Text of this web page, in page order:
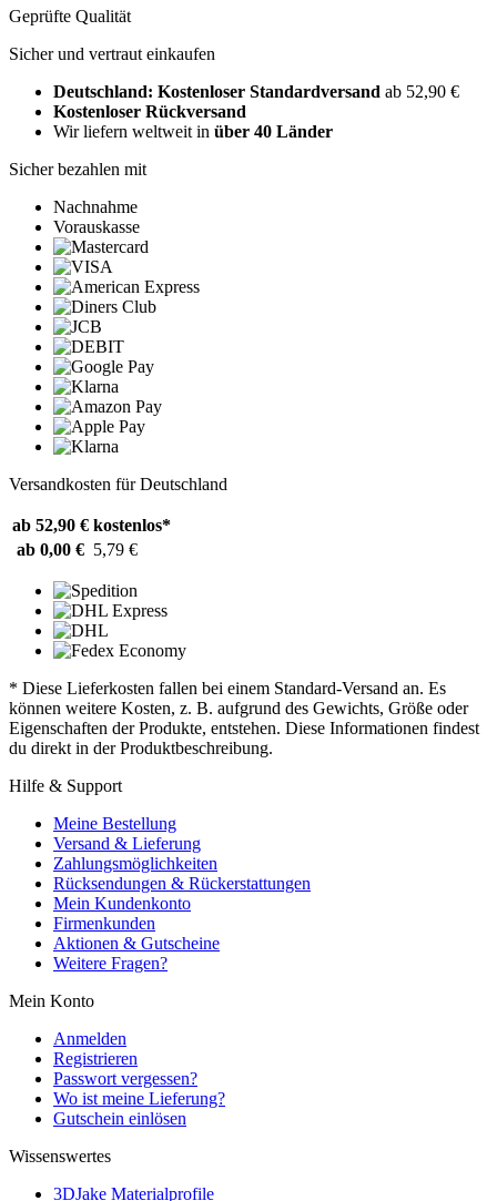
Geprüfte Qualität
Sicher und vertraut einkaufen
Deutschland: Kostenloser Standardversand ab 52,90 €
Kostenloser Rückversand
Wir liefern weltweit in über 40 Länder
Sicher bezahlen mit
Nachnahme
Vorauskasse
Versandkosten für Deutschland
ab 52,90 € kostenlos*
ab 0,00 € 5,79 €
* Diese Lieferkosten fallen bei einem Standard-Versand an. Es
können weitere Kosten, z. B. aufgrund des Gewichts, Größe oder
Eigenschaften der Produkte, entstehen. Diese Informationen findest
du direkt in der Produktbeschreibung.
Hilfe & Support
Meine Bestellung
Versand & Lieferung
Zahlungsmöglichkeiten
Rücksendungen & Rückerstattungen
Mein Kundenkonto
Firmenkunden
Aktionen & Gutscheine
Weitere Fragen?
Mein Konto
Anmelden
Registrieren
Passwort vergessen?
Wo ist meine Lieferung?
Gutschein einlösen
Wissenswertes
3DJake Materialprofile